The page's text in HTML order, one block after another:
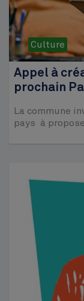
Culture
Appel à
prochain
La commune
pays à